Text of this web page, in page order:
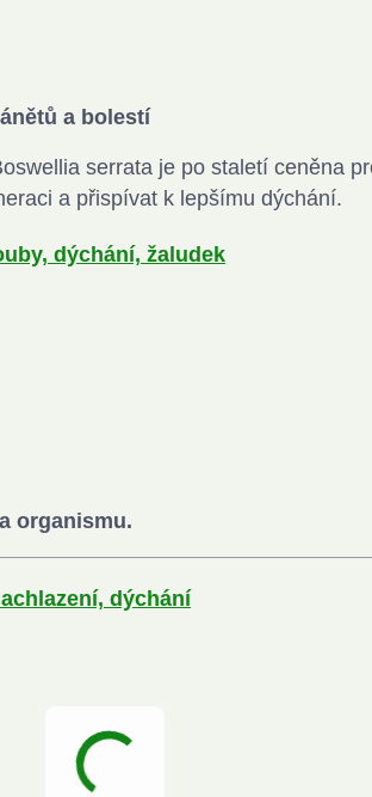
a bolestí
serrata je po staletí ceněna
a přispívat k lepšímu dýchání.
dýchání, žaludek
organismu.
dýchání